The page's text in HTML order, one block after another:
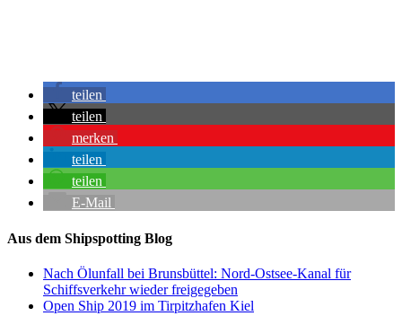
teilen
teilen
merken
teilen
teilen
E-Mail
Aus dem Shipspotting Blog
Nach Ölunfall bei Brunsbüttel: Nord-Ostsee-Kanal für
Schiffsverkehr wieder freigegeben
Open Ship 2019 im Tirpitzhafen Kiel